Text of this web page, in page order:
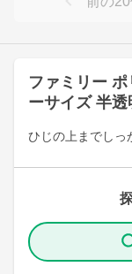
ファミリー
ーサイズ 半透
ひじの上までしっ